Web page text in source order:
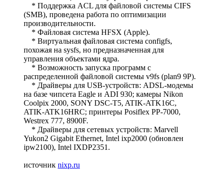
* Поддержка ACL для файловой системы CIFS
(SMB), проведена работа по оптимизации
производительности.
* Файловая система HFSX (Apple).
* Виртуальная файловая система configfs,
похожая на sysfs, но предназначенная для
управления объектами ядра.
* Возможность запуска программ с
распределенной файловой системы v9fs (plan9 9P).
* Драйверы для USB-устройств: ADSL-модемы
на базе чипсета Eagle и ADI 930; камеры Nikon
Coolpix 2000, SONY DSC-T5, ATIK-ATK16C,
ATIK-ATK16HRC; принтеры Posiflex PP-7000,
Westrex 777, 8900F.
* Драйверы для сетевых устройств: Marvell
Yukon2 Gigabit Ethernet, Intel ixp2000 (обновлен
ipw2100), Intel IXDP2351.
источник nixp.ru